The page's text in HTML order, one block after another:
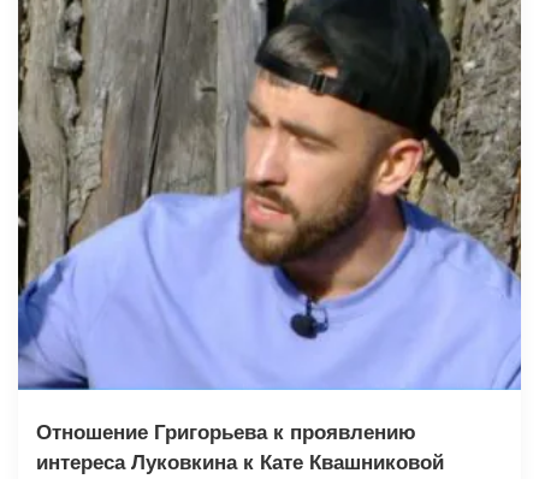
Отношение Григорьева к проявлению
интереса Луковкина к Кате Квашниковой